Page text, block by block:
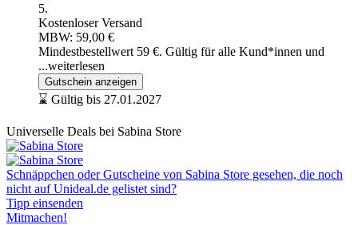
5.
Kostenloser Versand
MBW: 59,00 €
Mindestbestellwert 59 €. Gültig für alle Kund*innen und
...weiterlesen
Gutschein anzeigen
⌛ Gültig bis 27.01.2027
Universelle Deals bei Sabina Store
Schnäppchen oder Gutscheine von Sabina Store gesehen, die noch
nicht auf Unideal.de gelistet sind?
Tipp einsenden
Mitmachen!